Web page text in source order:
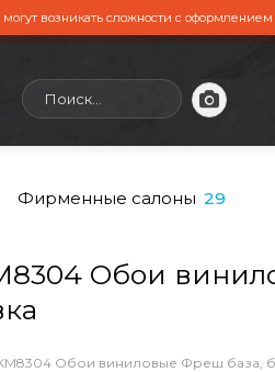
возникать сложности с оформлением
Фирменные салоны 29
Обои
Обои виниловые Фреш база,